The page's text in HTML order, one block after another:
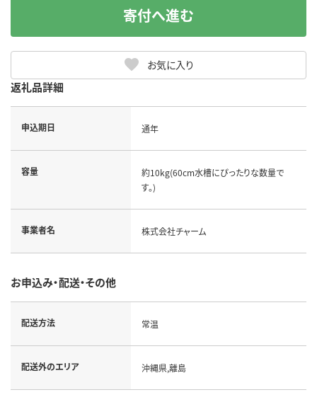
お気に入り
寄付へ進む
返礼品詳細
申込期日 通年
容量
約10kg(60cm水槽にぴったりな数量で
す。)
事業者名 株式会社チャーム
お申込み・配送・その他
配送方法 常温
配送外のエリア 沖縄県,離島